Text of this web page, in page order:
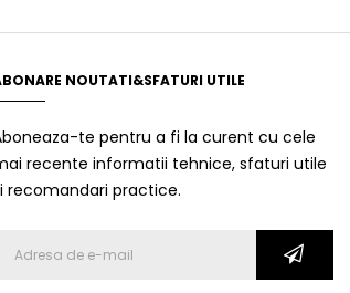
NOUTATI&SFATURI UTILE
te pentru a fi la curent cu cele
recente informatii tehnice, sfaturi utile
recomandari practice.